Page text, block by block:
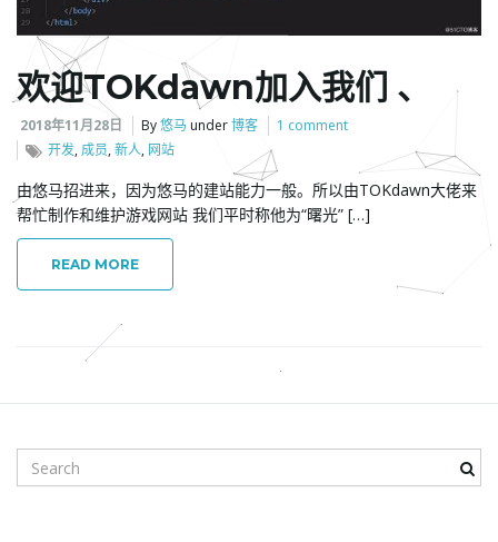
a
g
欢迎TOKdawn加入我们 、
2018年11月28日 By悠马 under博客
1 comment
开发,成员,新人, 网站
由悠马招进来，因为悠马的建站能力一般。所以由TOKdawn大佬来
帮忙制作和维护游戏网站 我们平时称他为“曙光” […]
READ MORE
e